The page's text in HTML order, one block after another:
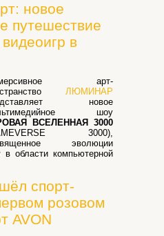
новое
путешествие
в
арт-
ЛЮМИНАР
новое
шоу
ВСЕЛЕННАЯ 3000
3000),
эволюции
в области компьютерной
спорт-
розовом
AVON